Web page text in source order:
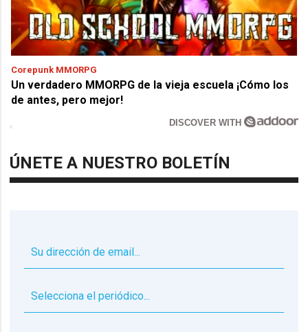
Corepunk MMORPG
Un verdadero MMORPG de la vieja escuela ¡Cómo los
de antes, pero mejor!
DISCOVER WITH
ÚNETE A NUESTRO BOLETÍN